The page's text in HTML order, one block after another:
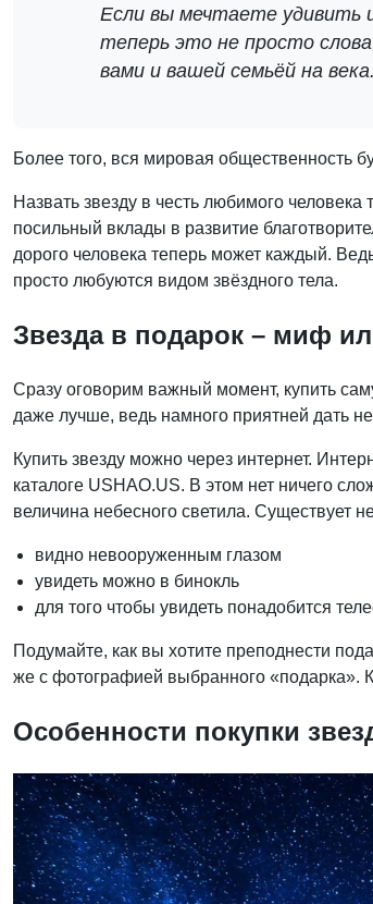
Если вы мечтаете удивить
теперь это не просто
вами и вашей семьёй на века.
Более того, вся мировая общественность
Назвать звезду в честь любимого
посильный вклады в развитие
дорого человека теперь может каждый.
просто любуются видом звёздного тела.
Звезда в подарок – миф
Сразу оговорим важный момент, купить
даже лучше, ведь намного приятней дать
Купить звезду можно через интернет.
каталоге USHAO.US. В этом нет ничего
величина небесного светила. Существует
видно невооруженным глазом
увидеть можно в бинокль
для того чтобы увидеть понадобится
Подумайте, как вы хотите преподнести
же с фотографией выбранного «подарка».
Особенности покупки